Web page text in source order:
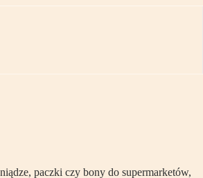
paczki czy bony do supermarketów,